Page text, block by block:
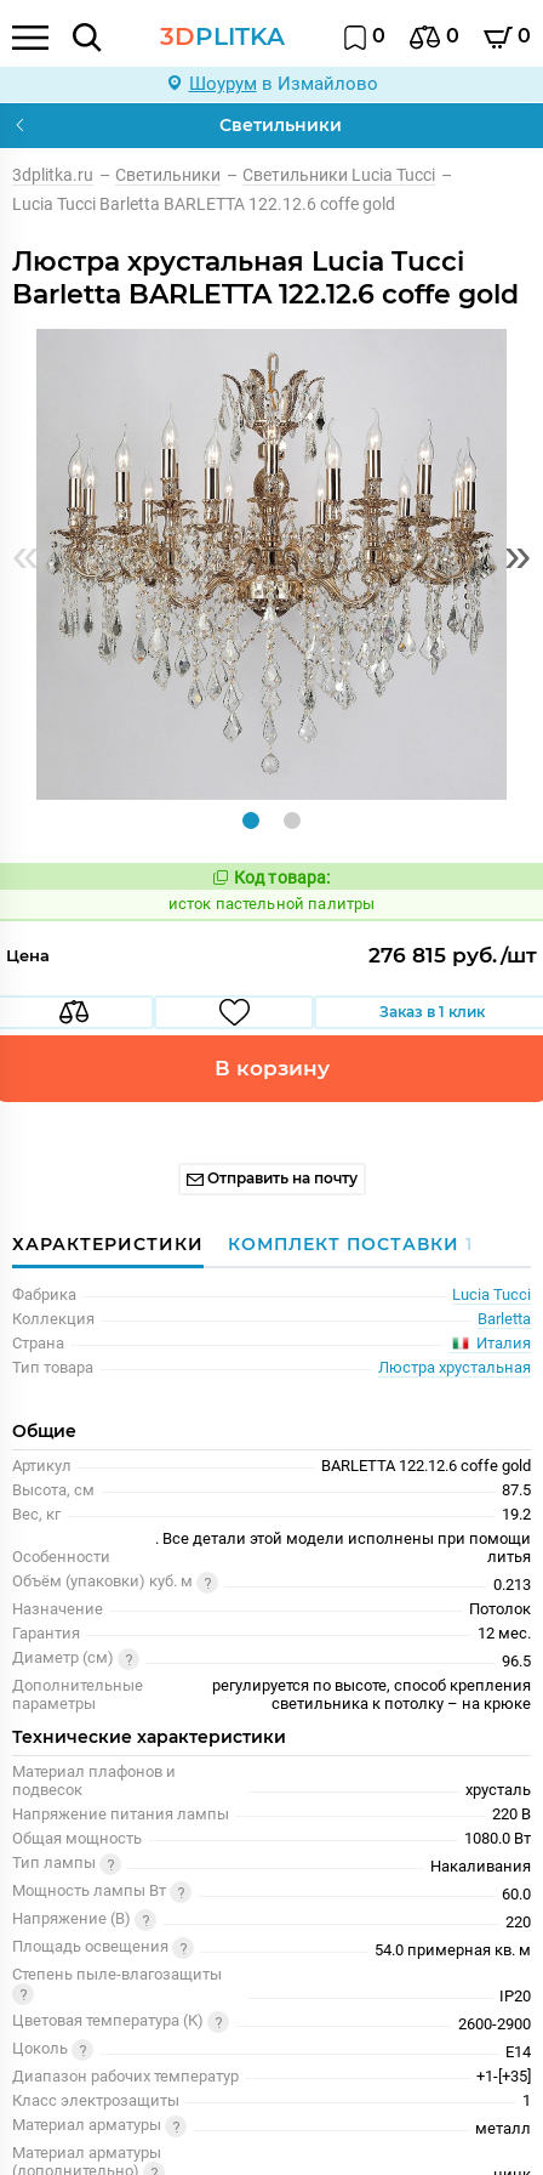
3DPLITKA 0 0 0
Шоурум в Измайлово
Светильники
3dplitka.ru – Светильники – Светильники Lucia Tucci –
Lucia Tucci Barletta BARLETTA 122.12.6 coffe gold
Люстра хрустальная Lucia Tucci
Barletta BARLETTA 122.12.6 coffe gold
« »
Код:
586816
Код товара:
исток пастельной палитры
Цена 276 815 руб./шт
Заказ в 1 клик
В корзину
Отправить на почту
ХАРАКТЕРИСТИКИ КОМПЛЕКТ ПОСТАВКИ 1
Фабрика
Lucia Tucci
Коллекция
Barletta
Страна
Италия
Тип товара
Люстра хрустальная
Общие
Артикул
BARLETTA 122.12.6 coffe gold
Высота, см
87.5
Вес, кг
19.2
Особенности
. Все детали этой модели исполнены при помощи
литья
Объём (упаковки) куб. м
0.213
Назначение
Потолок
Гарантия
12 мес.
Диаметр (см)
96.5
Дополнительные
параметры
регулируется по высоте, способ крепления
светильника к потолку – на крюке
Технические характеристики
Материал плафонов и
подвесок
хрусталь
Напряжение питания лампы
220 В
Общая мощность
1080.0 Вт
Тип лампы
Накаливания
Мощность лампы Вт
60.0
Напряжение (В)
220
Площадь освещения
54.0 примерная кв. м
Степень пыле-влагозащиты
IP20
Цветовая температура (К)
2600-2900
Цоколь
E14
Диапазон рабочих температур
+1-[+35]
Класс электрозащиты
1
Материал арматуры
металл
Материал арматуры